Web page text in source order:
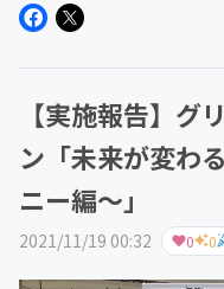
旅のお話』【日時】
【実施報告】
ン「未来が変わ
ニー編〜」
2021/11/19 00:32 0 0